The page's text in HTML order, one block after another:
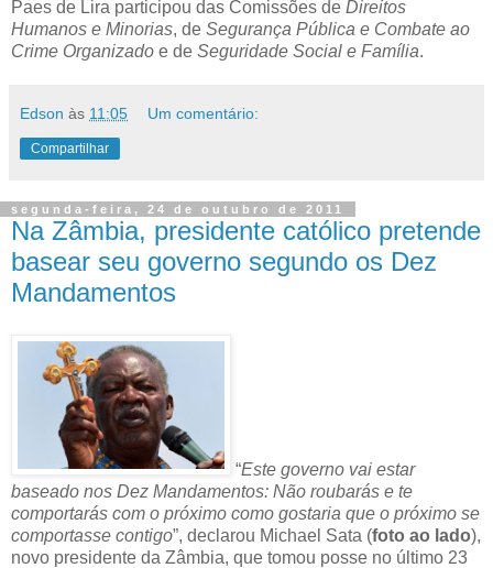
Paes de Lira participou das Comissões de Direitos
Humanos e Minorias, de Segurança Pública e Combate ao
Crime Organizado e de Seguridade Social e Família.
Edson às 11:05 Um comentário:
Compartilhar
segunda-feira, 24 de outubro de 2011
Na Zâmbia, presidente católico pretende
basear seu governo segundo os Dez
Mandamentos
“Este governo vai estar
baseado nos Dez Mandamentos: Não roubarás e te
comportarás com o próximo como gostaria que o próximo se
comportasse contigo”, declarou Michael Sata (foto ao lado),
novo presidente da Zâmbia, que tomou posse no último 23